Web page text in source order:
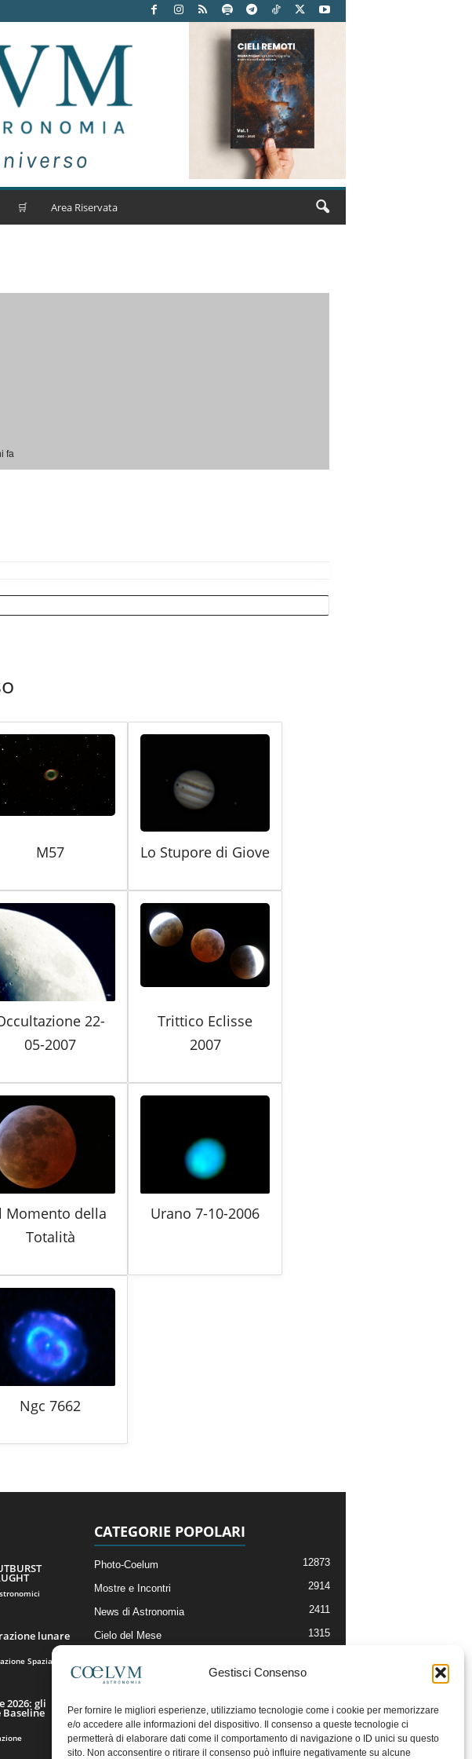
Gestisci Consenso
Per fornire le migliori esperienze, utilizziamo tecnologie come i cookie per memorizzare
e/o accedere alle informazioni del dispositivo. Il consenso a queste tecnologie ci
permetterà di elaborare dati come il comportamento di navigazione o ID unici su questo
sito. Non acconsentire o ritirare il consenso può influire negativamente su alcune
🛒 Area Riservata
fa
M57 Lo Stupore di Giove
22-
05-2007
Trittico Eclisse
2007
Momento della
Totalità
Urano 7-10-2006
Ngc 7662
lunare
Spaziale
2026: gli
CATEGORIE POPOLARI
Photo-Coelum 12873
Mostre e Incontri 2914
News di Astronomia 2411
Cielo del Mese 1315
Articoli e Risorse On-Line
Il Blog della Redazione